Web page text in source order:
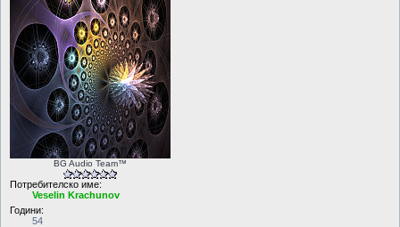
BG Audio Team™
Потребителско име:
Veselin Krachunov
Години:
54